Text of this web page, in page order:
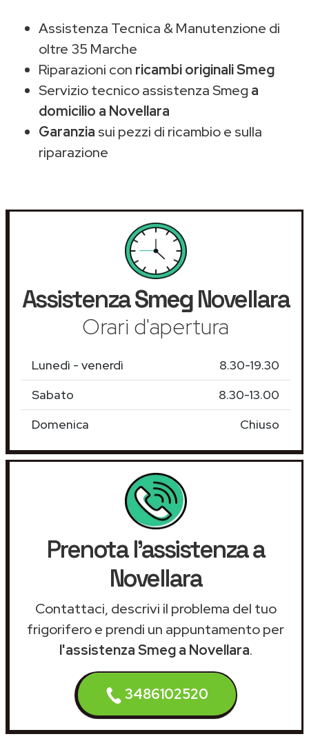
Assistenza Tecnica & Manutenzione di
oltre 35 Marche
Riparazioni con ricambi originali Smeg
Servizio tecnico assistenza Smeg a
domicilio a Novellara
Garanzia sui pezzi di ricambio e sulla
riparazione
AssistenzaSmegNovellara
Orari d'apertura
Lunedì - venerdì
8.30-19.30
Sabato
8.30-13.00
Domenica
Chiuso
Prenota l'assistenza a
Novellara
Contattaci, descrivi il problema del tuo
frigorifero e prendi un appuntamento per
l'assistenza Smeg a Novellara.
3486102520